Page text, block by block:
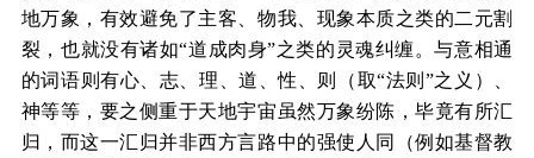
地万象，有效避免了主客、物我、现象本质之类的二元割
裂，也就没有诸如“道成肉身”之类的灵魂纠缠。与意相通
的词语则有心、志、理、道、性、则（取“法则”之义）、
神等等，要之侧重于天地宇宙虽然万象纷陈，毕竟有所汇
归，而这一汇归并非西方言路中的强使人同（例如基督教